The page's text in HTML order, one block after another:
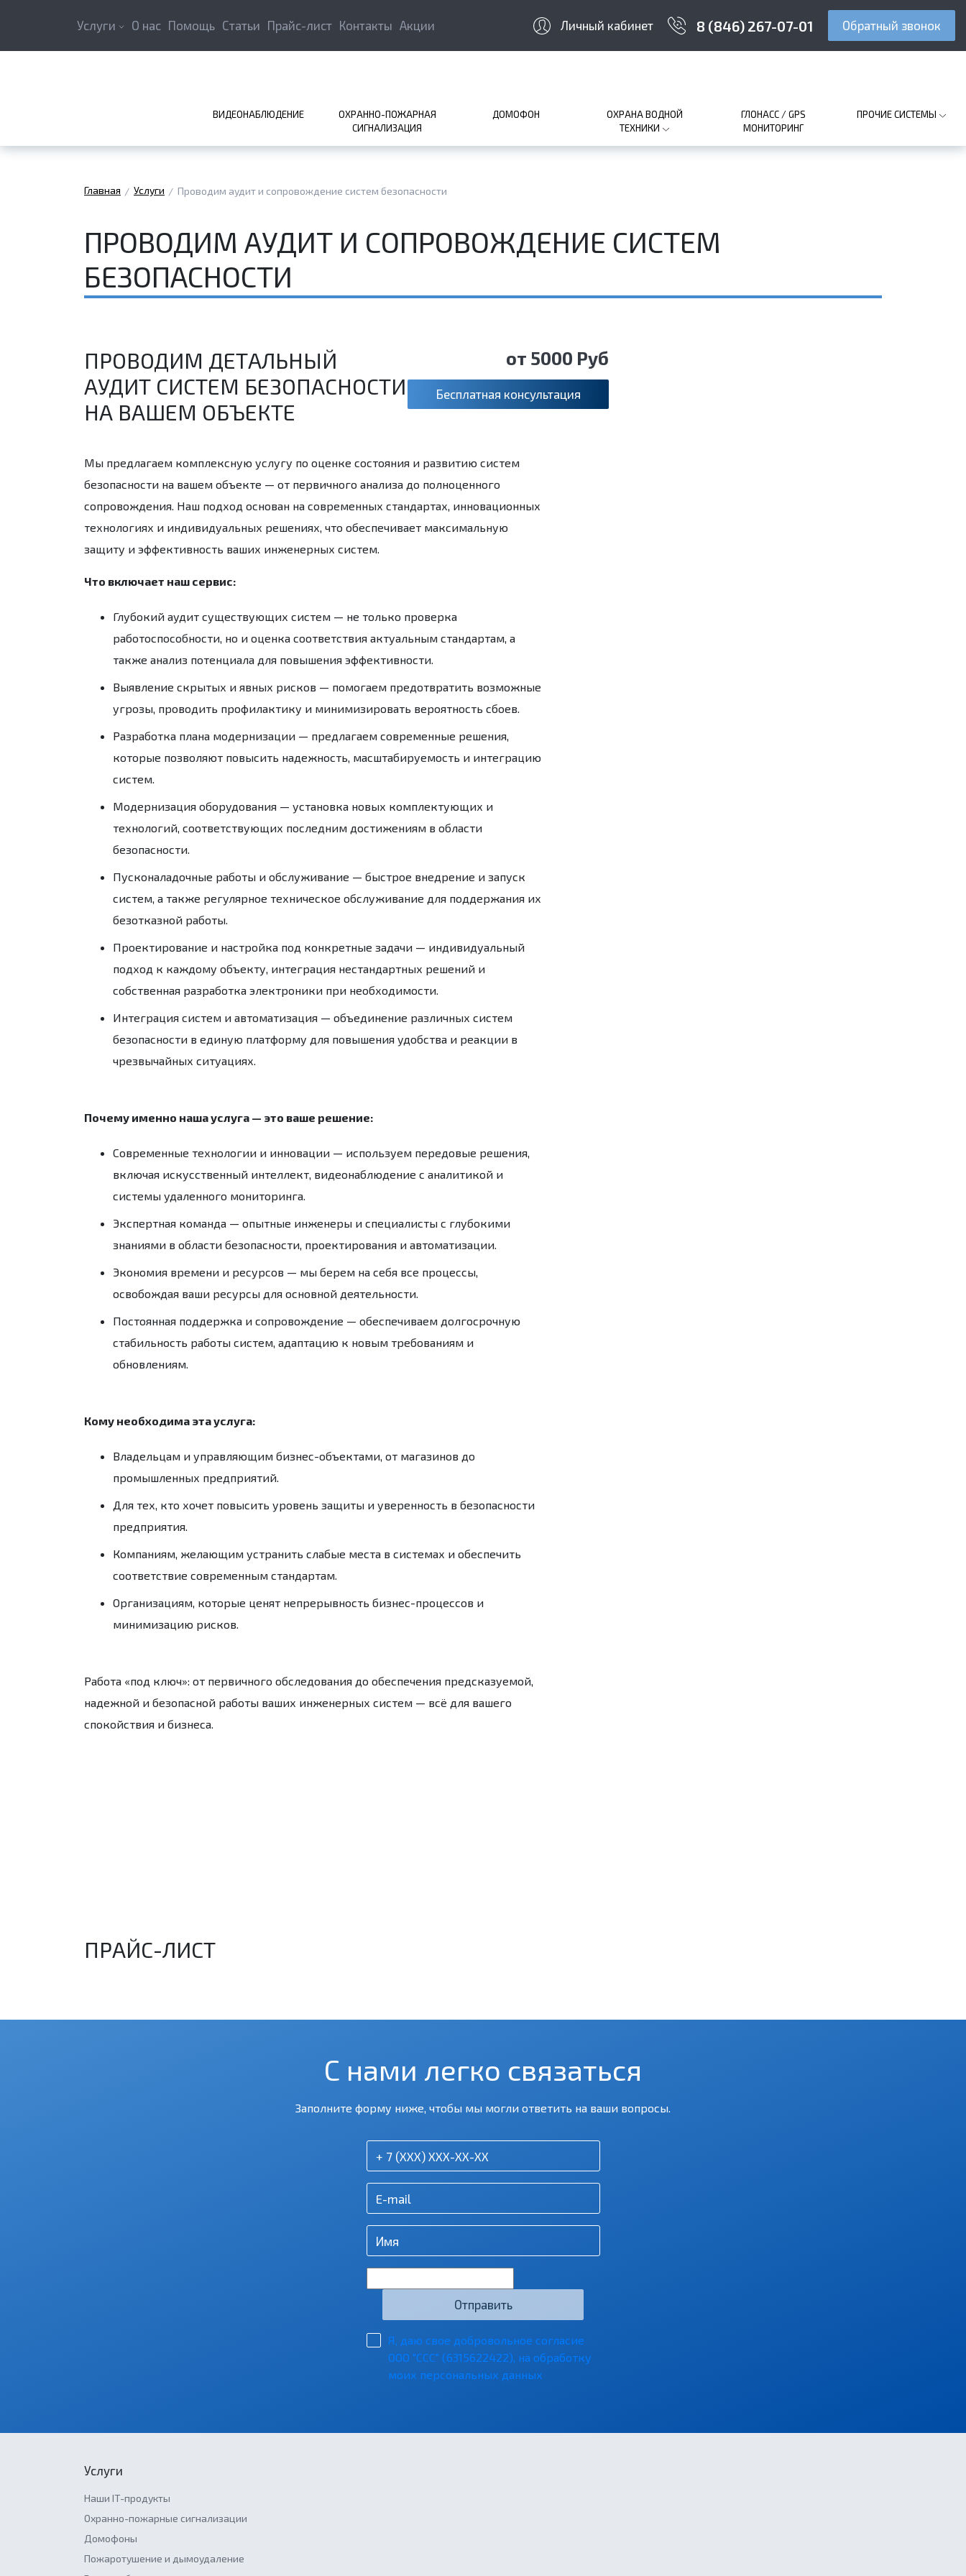
Услуги О нас Помощь Статьи Прайс-лист Контакты Акции Личный кабинет 8 (846) 267-07-01 Обратный звонок
ВИДЕОНАБЛЮДЕНИЕ
ОХРАННО-ПОЖАРНАЯ
СИГНАЛИЗАЦИЯ
ДОМОФОН
ОХРАНА ВОДНОЙ
ТЕХНИКИ
ГЛОНАСС / GPS
МОНИТОРИНГ
ПРОЧИЕ СИСТЕМЫ
Главная Услуги Проводим аудит и сопровождение систем безопасности
ПРОВОДИМ АУДИТ И СОПРОВОЖДЕНИЕ СИСТЕМ
БЕЗОПАСНОСТИ
ПРОВОДИМ ДЕТАЛЬНЫЙ
АУДИТ СИСТЕМ БЕЗОПАСНОСТИ
НА ВАШЕМ ОБЪЕКТЕ
от 5000 Руб
Бесплатная консультация
Мы предлагаем комплексную услугу по оценке состояния и развитию систем
безопасности на вашем объекте — от первичного анализа до полноценного
сопровождения. Наш подход основан на современных стандартах, инновационных
технологиях и индивидуальных решениях, что обеспечивает максимальную
защиту и эффективность ваших инженерных систем.
Что включает наш сервис:
Глубокий аудит существующих систем — не только проверка
работоспособности, но и оценка соответствия актуальным стандартам, а
также анализ потенциала для повышения эффективности.
Выявление скрытых и явных рисков — помогаем предотвратить возможные
угрозы, проводить профилактику и минимизировать вероятность сбоев.
Разработка плана модернизации — предлагаем современные решения,
которые позволяют повысить надежность, масштабируемость и интеграцию
систем.
Модернизация оборудования — установка новых комплектующих и
технологий, соответствующих последним достижениям в области
безопасности.
Пусконаладочные работы и обслуживание — быстрое внедрение и запуск
систем, а также регулярное техническое обслуживание для поддержания их
безотказной работы.
Проектирование и настройка под конкретные задачи — индивидуальный
подход к каждому объекту, интеграция нестандартных решений и
собственная разработка электроники при необходимости.
Интеграция систем и автоматизация — объединение различных систем
безопасности в единую платформу для повышения удобства и реакции в
чрезвычайных ситуациях.
Почему именно наша услуга — это ваше решение:
Современные технологии и инновации — используем передовые решения,
включая искусственный интеллект, видеонаблюдение с аналитикой и
системы удаленного мониторинга.
Экспертная команда — опытные инженеры и специалисты с глубокими
знаниями в области безопасности, проектирования и автоматизации.
Экономия времени и ресурсов — мы берем на себя все процессы,
освобождая ваши ресурсы для основной деятельности.
Постоянная поддержка и сопровождение — обеспечиваем долгосрочную
стабильность работы систем, адаптацию к новым требованиям и
обновлениям.
Кому необходима эта услуга:
Владельцам и управляющим бизнес-объектами, от магазинов до
промышленных предприятий.
Для тех, кто хочет повысить уровень защиты и уверенность в безопасности
предприятия.
Компаниям, желающим устранить слабые места в системах и обеспечить
соответствие современным стандартам.
Организациям, которые ценят непрерывность бизнес-процессов и
минимизацию рисков.
Работа «под ключ»: от первичного обследования до обеспечения предсказуемой,
надежной и безопасной работы ваших инженерных систем — всё для вашего
спокойствия и бизнеса.
ПРАЙС-ЛИСТ
С нами легко связаться
Заполните форму ниже, чтобы мы могли ответить на ваши вопросы.
Отправить
Я, даю свое добровольное согласие
ООО "ССС" (6315622422), на обработку
моих персональных данных
Услуги
Наши IT-продукты
Охранно-пожарные сигнализации
Домофоны
Пожаротушение и дымоудаление